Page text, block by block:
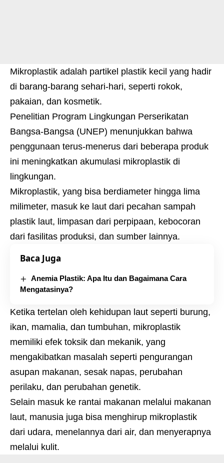
Mikroplastik adalah partikel plastik kecil yang hadir
di barang-barang sehari-hari, seperti rokok,
pakaian, dan kosmetik.
Penelitian Program Lingkungan Perserikatan
Bangsa-Bangsa (UNEP) menunjukkan bahwa
penggunaan terus-menerus dari beberapa produk
ini meningkatkan akumulasi mikroplastik di
lingkungan.
Mikroplastik, yang bisa berdiameter hingga lima
milimeter, masuk ke laut dari pecahan sampah
plastik laut, limpasan dari perpipaan, kebocoran
dari fasilitas produksi, dan sumber lainnya.
Baca Juga
Anemia Plastik: Apa Itu dan Bagaimana Cara
Mengatasinya?
Ketika tertelan oleh kehidupan laut seperti burung,
ikan, mamalia, dan tumbuhan, mikroplastik
memiliki efek toksik dan mekanik, yang
mengakibatkan masalah seperti pengurangan
asupan makanan, sesak napas, perubahan
perilaku, dan perubahan genetik.
Selain masuk ke rantai makanan melalui makanan
laut, manusia juga bisa menghirup mikroplastik
dari udara, menelannya dari air, dan menyerapnya
melalui kulit.